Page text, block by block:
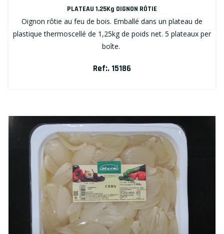
PLATEAU 1,25Kg OIGNON RÔTIE
Oignon rôtie au feu de bois. Emballé dans un plateau de
plastique thermoscellé de 1,25kg de poids net. 5 plateaux per
boîte.
Ref:. 15186